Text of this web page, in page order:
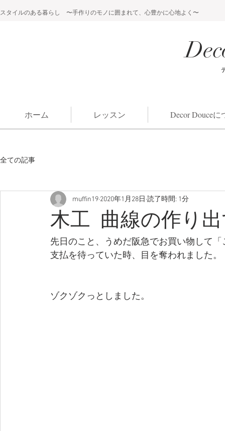
スタイルのある暮らし 〜手作りのモノに囲まれて、心豊かに心地よく〜
ホーム レッスン Decor Douceに
全ての記事
木工 曲線の作り
muffin19 2020年1月28日 読了時間: 1分
先日のこと、うめだ阪急でお買い物して
支払を待っていた時、目を奪われました。
ゾクゾクっとしました。